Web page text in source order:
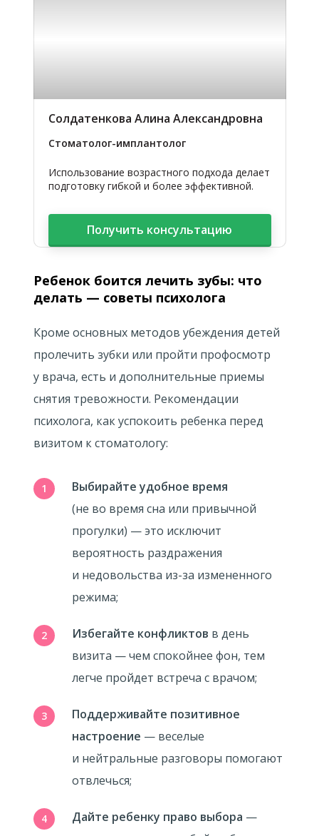
Солдатенкова Алина Александровна
Стоматолог-имплантолог
Использование возрастного подхода делает
подготовку гибкой и более эффективной.
Получить консультацию
Ребенок боится лечить зубы: что
делать — советы психолога
Кроме основных методов убеждения детей
пролечить зубки или пройти профосмотр
у врача, есть и дополнительные приемы
снятия тревожности. Рекомендации
психолога, как успокоить ребенка перед
визитом к стоматологу:
Выбирайте удобное время
(не во время сна или привычной
прогулки) — это исключит
вероятность раздражения
и недовольства из-за измененного
режима;
Избегайте конфликтов в день
визита — чем спокойнее фон, тем
легче пройдет встреча с врачом;
Поддерживайте позитивное
настроение — веселые
и нейтральные разговоры помогают
отвлечься;
Дайте ребенку право выбора —